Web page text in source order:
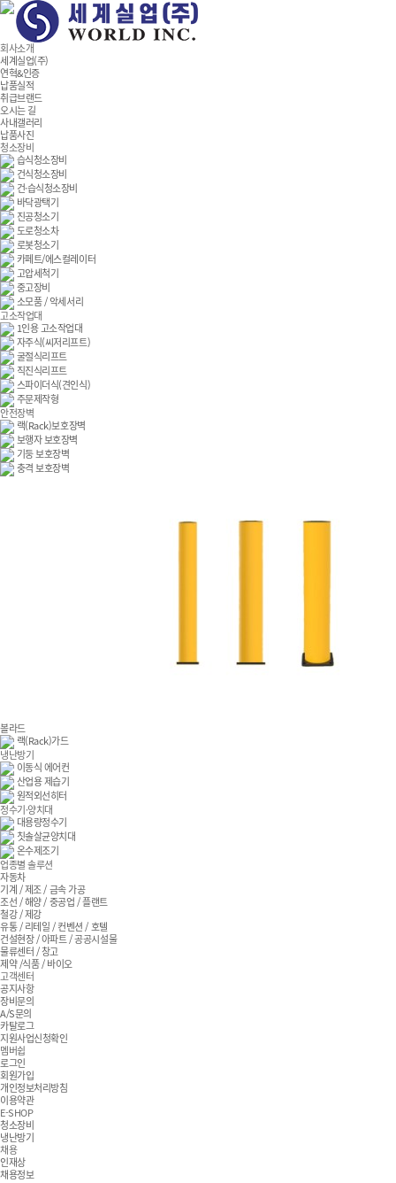
회사소개
세계실업(주)
연혁&인증
납품실적
취급브랜드
오시는 길
사내갤러리
납품사진
청소장비
습식청소장비
건식청소장비
건·습식청소장비
바닥광택기
진공청소기
도로청소차
로봇청소기
카페트/에스컬레이터
고압세척기
중고장비
소모품 / 악세서리
고소작업대
1인용 고소작업대
자주식(씨저리프트)
굴절식리프트
직진식리프트
스파이더식(견인식)
주문제작형
안전장벽
랙(Rack)보호장벽
보행자 보호장벽
기둥 보호장벽
충격 보호장벽
볼라드
랙(Rack)가드
냉난방기
이동식 에어컨
산업용 제습기
원적외선히터
정수기·양치대
대용량정수기
칫솔살균양치대
온수제조기
업종별 솔루션
자동차
기계 / 제조 / 금속 가공
조선 / 해양 / 중공업 / 플랜트
철강 / 제강
유통 / 리테일 / 컨벤션 / 호텔
건설현장 / 아파트 / 공공시설물
물류센터 / 창고
제약 /식품 / 바이오
고객센터
공지사항
장비문의
A/S문의
카탈로그
지원사업신청확인
멤버쉽
로그인
회원가입
개인정보처리방침
이용약관
E-SHOP
청소장비
냉난방기
채용
인재상
채용정보